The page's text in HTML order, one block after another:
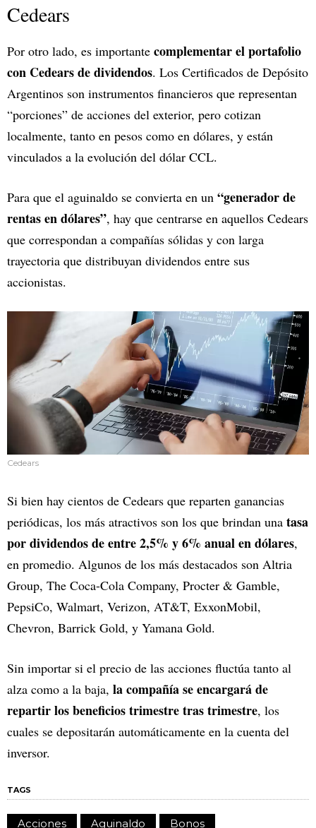
Cedears
Por otro lado, es importante complementar el portafolio
con Cedears de dividendos. Los Certificados de Depósito
Argentinos son instrumentos financieros que representan
“porciones” de acciones del exterior, pero cotizan
localmente, tanto en pesos como en dólares, y están
vinculados a la evolución del dólar CCL.
Para que el aguinaldo se convierta en un “generador de
rentas en dólares”, hay que centrarse en aquellos Cedears
que correspondan a compañías sólidas y con larga
trayectoria que distribuyan dividendos entre sus
accionistas.
Cedears
Si bien hay cientos de Cedears que reparten ganancias
periódicas, los más atractivos son los que brindan una tasa
por dividendos de entre 2,5% y 6% anual en dólares,
en promedio. Algunos de los más destacados son Altria
Group, The Coca-Cola Company, Procter & Gamble,
PepsiCo, Walmart, Verizon, AT&T, ExxonMobil,
Chevron, Barrick Gold, y Yamana Gold.
Sin importar si el precio de las acciones fluctúa tanto al
alza como a la baja, la compañía se encargará de
repartir los beneficios trimestre tras trimestre, los
cuales se depositarán automáticamente en la cuenta del
inversor.
TAGS
Acciones Aguinaldo
Bonos